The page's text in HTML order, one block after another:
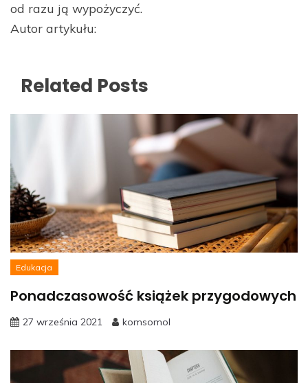
od razu ją wypożyczyć.
Autor artykułu:
Related Posts
Edukacja
Ponadczasowość książek przygodowych
27 września 2021 komsomol